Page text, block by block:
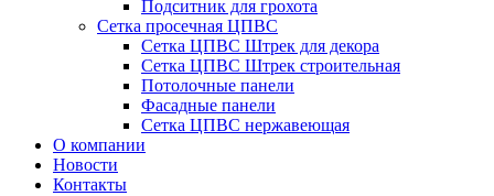
Подситник для грохота
Сетка просечная ЦПВС
Сетка ЦПВС Штрек для декора
Сетка ЦПВС Штрек строительная
Потолочные панели
Фасадные панели
Сетка ЦПВС нержавеющая
О компании
Новости
Контакты